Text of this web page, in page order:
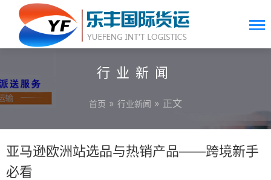
行业新闻
首页 » 行业新闻 » 正文
亚马逊欧洲站选品与热销产品——跨境新手
必看